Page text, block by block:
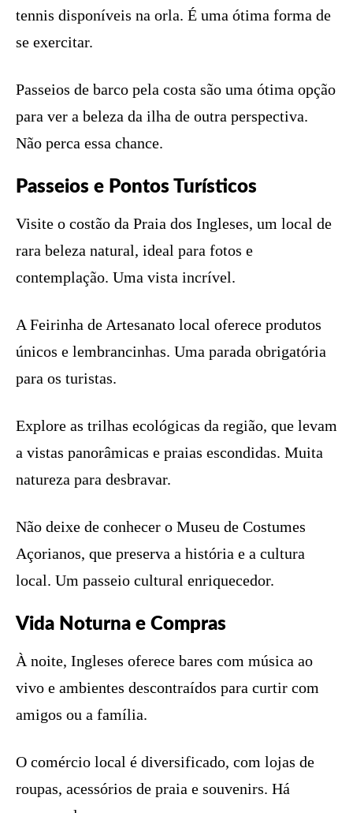
tennis disponíveis na orla. É uma ótima forma de
se exercitar.
Passeios de barco pela costa são uma ótima opção
para ver a beleza da ilha de outra perspectiva.
Não perca essa chance.
Passeios e Pontos Turísticos
Visite o costão da Praia dos Ingleses, um local de
rara beleza natural, ideal para fotos e
contemplação. Uma vista incrível.
A Feirinha de Artesanato local oferece produtos
únicos e lembrancinhas. Uma parada obrigatória
para os turistas.
Explore as trilhas ecológicas da região, que levam
a vistas panorâmicas e praias escondidas. Muita
natureza para desbravar.
Não deixe de conhecer o Museu de Costumes
Açorianos, que preserva a história e a cultura
local. Um passeio cultural enriquecedor.
Vida Noturna e Compras
À noite, Ingleses oferece bares com música ao
vivo e ambientes descontraídos para curtir com
amigos ou a família.
O comércio local é diversificado, com lojas de
roupas, acessórios de praia e souvenirs. Há